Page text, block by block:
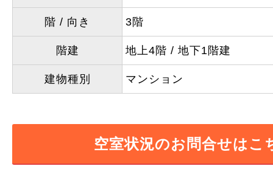
階 / 向き 3階
階建 地上4階 / 地下1階建
建物種別 マンション
空室状況のお問合せはこ